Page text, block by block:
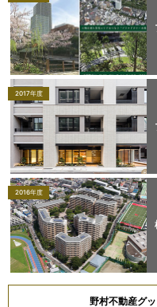
2017年度
2016年度
野村不動産グ